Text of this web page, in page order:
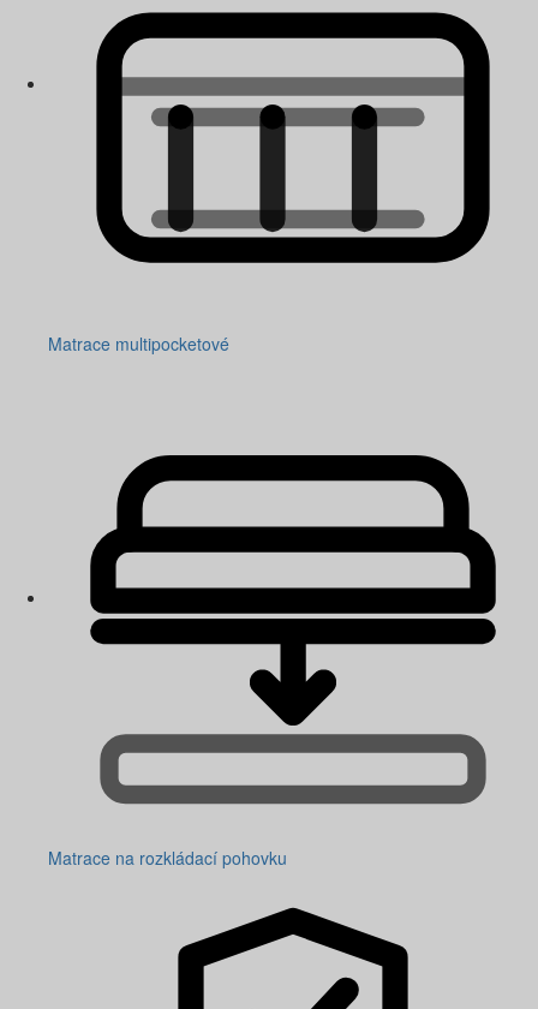
Matrace multipocketové
Matrace na rozkládací pohovku